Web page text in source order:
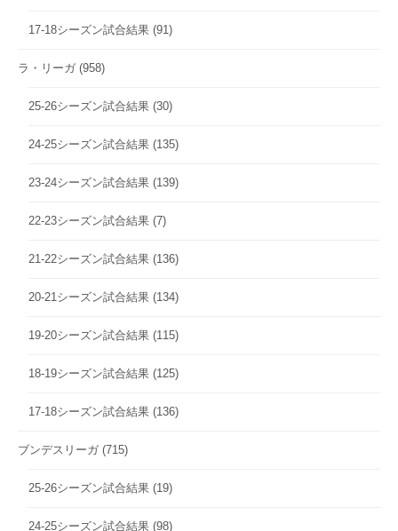
17-18シーズン試合結果 (91)
ラ・リーガ (958)
25-26シーズン試合結果 (30)
24-25シーズン試合結果 (135)
23-24シーズン試合結果 (139)
22-23シーズン試合結果 (7)
21-22シーズン試合結果 (136)
20-21シーズン試合結果 (134)
19-20シーズン試合結果 (115)
18-19シーズン試合結果 (125)
17-18シーズン試合結果 (136)
ブンデスリーガ (715)
25-26シーズン試合結果 (19)
24-25シーズン試合結果 (98)